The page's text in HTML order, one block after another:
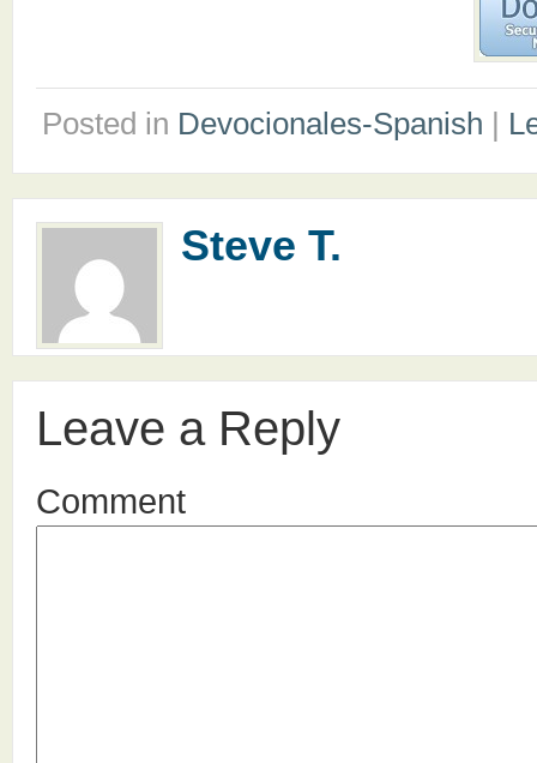
Posted in Devocionales-Spanish |
Steve T.
Leave a Reply
Comment